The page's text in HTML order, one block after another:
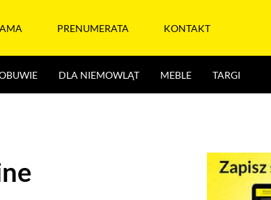
PRENUMERATA KONTAKT
DLA NIEMOWLĄT MEBLE TARGI